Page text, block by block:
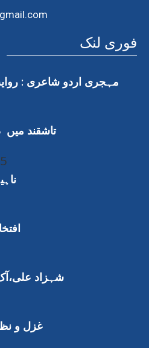
فوری لنک
مہجری اردو شاعری :
تاشقند
شہزاد علی،آک
غزل و